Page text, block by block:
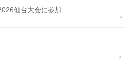
仙台大会に参加